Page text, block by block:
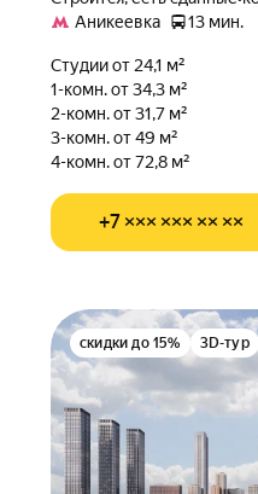
Аникеевка
13 мин.
Студии от 24,1 м²
1-комн. от 34,3 м²
2-комн. от 31,7 м²
3-комн. от 49 м²
4-комн. от 72,8 м²
+7 ××× ××× ×× ××
скидки до 15% 3D-тур